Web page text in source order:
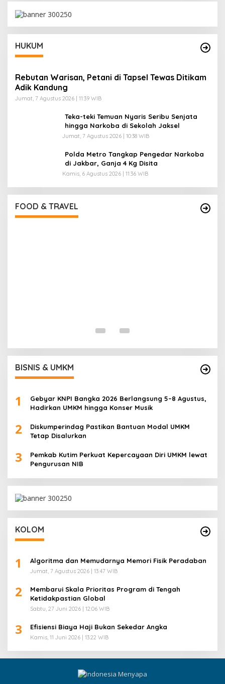
HUKUM
Rebutan Warisan, Petani di Tapsel Tewas Ditikam
Adik Kandung
Jumat, 7 Agustus 2026 | 11:39 WIB
Teka-teki Temuan Nyaris Seribu Senjata
hingga Narkoba di Sekolah Jaksel
Jumat, 7 Agustus 2026 | 10:38 WIB
Polda Metro Tangkap Pengedar Narkoba
di Jakbar, Ganja 4 Kg Disita
Kamis, 6 Agustus 2026 | 11:36 WIB
FOOD & TRAVEL
Batal ke Tempat Lain
Di Food & Travel |
BISNIS & UMKM
1
Gebyar KNPI Bangka 2026 Berlangsung 5–8 Agustus,
Hadirkan UMKM hingga Konser Musik
2
Diskumperindag Pastikan Bantuan Modal UMKM
Tetap Disalurkan
3
Pemkab Kutim Perkuat Kepercayaan Diri UMKM lewat
Pengurusan NIB
KOLOM
1 Algoritma dan Memudarnya Memori Fisik Peradaban
Jumat, 7 Agustus 2026 | 13:47 WIB
2
Membarui Skala Prioritas Program di Tengah
Ketidakpastian Global
Sabtu, 27 Juni 2026 | 12:06 WIB
3 Efisiensi Biaya Haji Bukan Sekedar Angka
Kamis, 11 Juni 2026 | 13:22 WIB